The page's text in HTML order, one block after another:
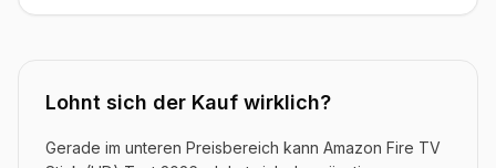
Lohnt sich der Kauf wirklich?
Gerade im unteren Preisbereich kann Amazon Fire TV